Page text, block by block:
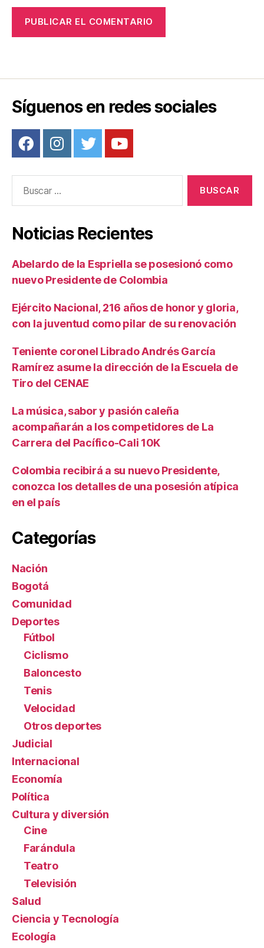
Síguenos en redes sociales
Noticias Recientes
Abelardo de la Espriella se posesionó como
nuevo Presidente de Colombia
Ejército Nacional, 216 años de honor y gloria,
con la juventud como pilar de su renovación
Teniente coronel Librado Andrés García
Ramírez asume la dirección de la Escuela de
Tiro del CENAE
La música, sabor y pasión caleña
acompañarán a los competidores de La
Carrera del Pacífico-Cali 10K
Colombia recibirá a su nuevo Presidente,
conozca los detalles de una posesión atípica
en el país
Categorías
Nación
Bogotá
Comunidad
Deportes
Fútbol
Ciclismo
Baloncesto
Tenis
Velocidad
Otros deportes
Judicial
Internacional
Economía
Política
Cultura y diversión
Cine
Farándula
Teatro
Televisión
Salud
Ciencia y Tecnología
Ecología